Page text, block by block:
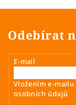
Odebírat
E-mail
Vložením e-
osobních údajů